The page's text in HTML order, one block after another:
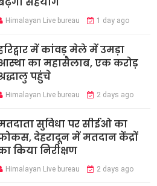
Himalayan Live bureau 1 day ago
में कांवड़ मेले में उमड़ा
का महासैलाब, एक करोड़
पहुंचे
Himalayan Live bureau 2 days ago
सुविधा पर सीईओ का
देहरादून में मतदान केंद्रों
किया निरीक्षण
Himalayan Live bureau 2 days ago